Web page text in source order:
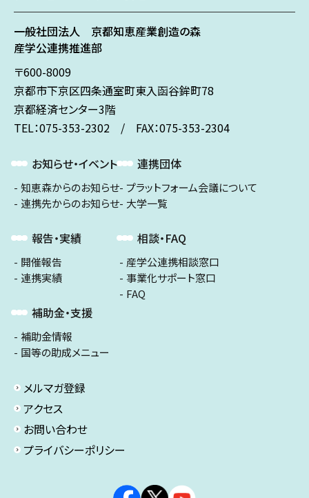
一般社団法人 京都知恵産業創造の森
産学公連携推進部
〒600-8009
京都市下京区四条通室町東入函谷鉾町78
京都経済センター3階
TEL：075-353-2302 / FAX：075-353-2304
お知らせ・イベント
知恵森からのお知らせ
連携先からのお知らせ
報告・実績
開催報告
連携実績
補助金・支援
補助金情報
国等の助成メニュー
連携団体
プラットフォーム会議について
大学一覧
相談・FAQ
産学公連携相談窓口
事業化サポート窓口
FAQ
メルマガ登録
アクセス
お問い合わせ
プライバシーポリシー